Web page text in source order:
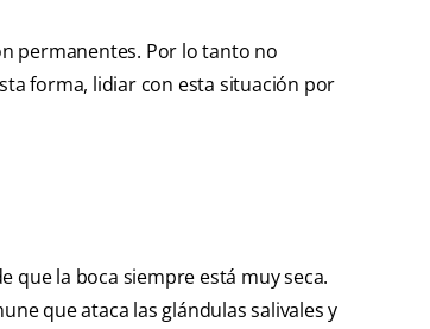
permanentes. Por lo tanto no
forma, lidiar con esta situación por
que la boca siempre está muy seca.
que ataca las glándulas salivales y